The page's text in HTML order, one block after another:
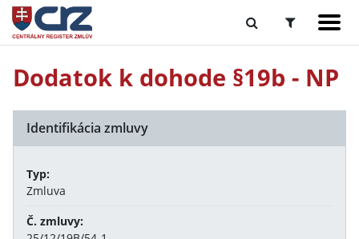
Dodatok k dohode §19b - NP
Identifikácia zmluvy
Typ:
Zmluva
Č. zmluvy: